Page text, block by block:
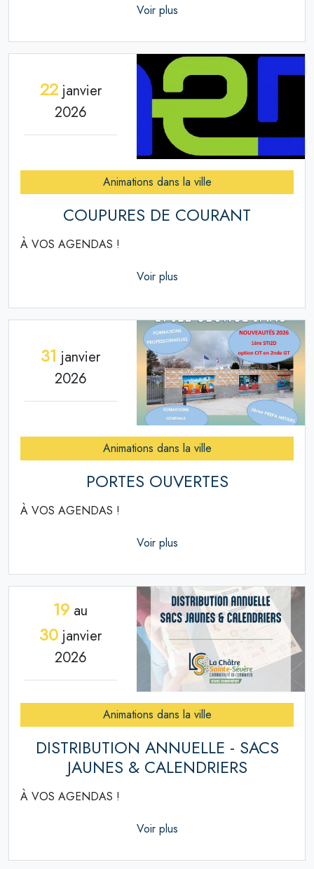
Voir plus
22janvier
2026
Animations dans la ville
COUPURES DE COURANT
À VOS AGENDAS !
Voir plus
31 janvier
2026
Animations dans la ville
PORTES OUVERTES
À VOS AGENDAS !
Voir plus
19 au
30 janvier
2026
Animations dans la ville
DISTRIBUTION ANNUELLE - SACS
JAUNES & CALENDRIERS
À VOS AGENDAS !
Voir plus